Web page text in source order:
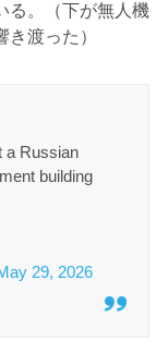
る。（下が無人機
渡った）
a Russian
building
29, 2026